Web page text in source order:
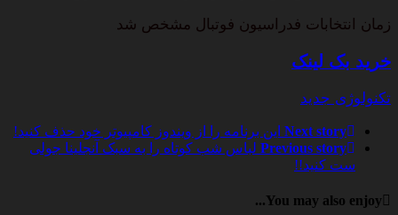
زمان انتخابات فدراسیون فوتبال مشخص شد
خرید بک لینک
تکنولوژی جدید
Next story این برنامه را از ویندوز کامپیوتر خود حذف کنید!
Previous story لباس شب کوتاه را به سبک آنجلینا جولی
ست کنید!!
You may also enjoy...